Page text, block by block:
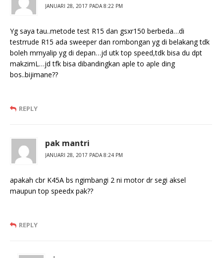
JANUARI 28, 2017 PADA 8:22 PM
Yg saya tau..metode test R15 dan gsxr150 berbeda…di
testrrude R15 ada sweeper dan rombongan yg di belakang tdk
boleh mrnyalip yg di depan…jd utk top speed,tdk bisa du dpt
makzimL…jd tfk bisa dibandingkan aple to aple ding
bos..bijimane??
REPLY
pak mantri
JANUARI 28, 2017 PADA 8:24 PM
apakah cbr K45A bs ngimbangi 2 ni motor dr segi aksel
maupun top speedx pak??
REPLY